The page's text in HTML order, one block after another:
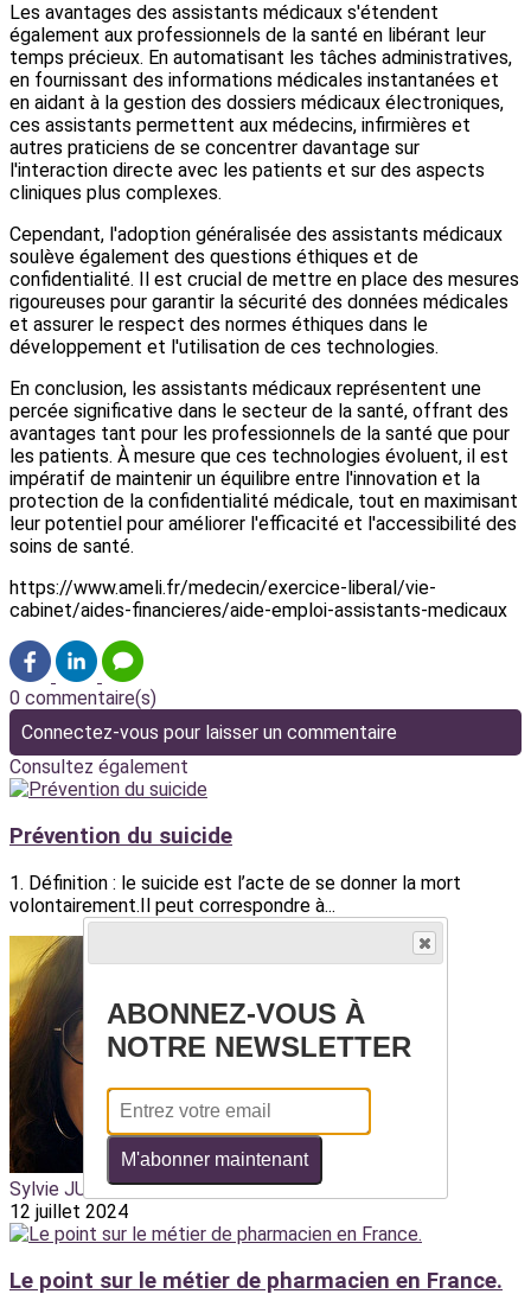
Les avantages des assistants médicaux s'étendent
également aux professionnels de la santé en libérant leur
temps précieux. En automatisant les tâches administratives,
en fournissant des informations médicales instantanées et
en aidant à la gestion des dossiers médicaux électroniques,
ces assistants permettent aux médecins, infirmières et
autres praticiens de se concentrer davantage sur
l'interaction directe avec les patients et sur des aspects
cliniques plus complexes.
Cependant, l'adoption généralisée des assistants médicaux
soulève également des questions éthiques et de
confidentialité. Il est crucial de mettre en place des mesures
rigoureuses pour garantir la sécurité des données médicales
et assurer le respect des normes éthiques dans le
développement et l'utilisation de ces technologies.
En conclusion, les assistants médicaux représentent une
percée significative dans le secteur de la santé, offrant des
avantages tant pour les professionnels de la santé que pour
les patients. À mesure que ces technologies évoluent, il est
impératif de maintenir un équilibre entre l'innovation et la
protection de la confidentialité médicale, tout en maximisant
leur potentiel pour améliorer l'efficacité et l'accessibilité des
soins de santé.
https://www.ameli.fr/medecin/exercice-liberal/vie-
cabinet/aides-financieres/aide-emploi-assistants-medicaux
0 commentaire(s)
Connectez-vous pour laisser un commentaire
Consultez également
Prévention du suicide
1. Définition : le suicide est l’acte de se donner la mort
volontairement.Il peut correspondre à...
Sylvie JUNG
12 juillet 2024
Le point sur le métier de pharmacien en France.
ABONNEZ-VOUS À
NOTRE NEWSLETTER
M'abonner maintenant